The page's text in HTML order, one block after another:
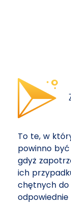
To te, w
powinno
gdyż
ich
chętnych do
odpowiednie